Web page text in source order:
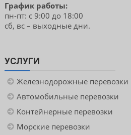
График работы:
пн-пт: с 9:00 до 18:00
сб, вс – выходные дни.
УСЛУГИ
Железнодорожные перевозки
Автомобильные перевозки
Контейнерные перевозки
Морские перевозки